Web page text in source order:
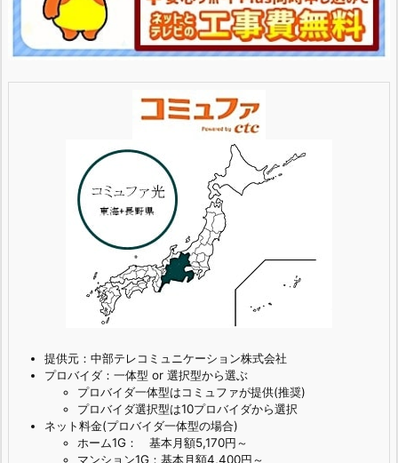
提供元：中部テレコミュニケーション株式会社
プロバイダ：一体型 or 選択型から選ぶ
プロバイダ一体型はコミュファが提供(推奨)
プロバイダ選択型は10プロバイダから選択
ネット料金(プロバイダ一体型の場合)
ホーム1G： 基本月額5,170円～
マンション1G：基本月額4,400円～